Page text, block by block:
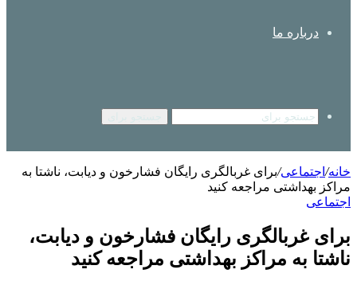
درباره ما
خانه/ اجتماعی/برای غربالگری رایگان فشارخون و دیابت، ناشتا به
مراکز بهداشتی مراجعه کنید
اجتماعی
برای غربالگری رایگان فشارخون و دیابت،
ناشتا به مراکز بهداشتی مراجعه کنید